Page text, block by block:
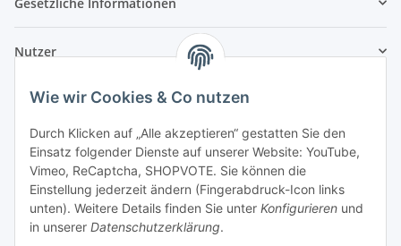
Wie wir Cookies & Co nutzen
Durch Klicken auf „Alle akzeptieren“ gestatten Sie den
Einsatz folgender Dienste auf unserer Website: YouTube,
Vimeo, ReCaptcha, SHOPVOTE. Sie können die
Einstellung jederzeit ändern (Fingerabdruck-Icon links
unten). Weitere Details finden Sie unter Konfigurieren und
in unserer Datenschutzerklärung.
Nutzer